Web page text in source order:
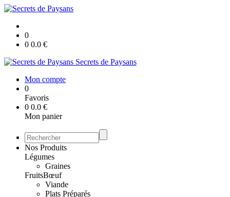
0
0 0.0 €
Secrets de Paysans
Mon compte
0
Favoris
0 0.0 €
Mon panier
Nos Produits
Légumes
Graines
FruitsBœuf
Viande
Plats Préparés